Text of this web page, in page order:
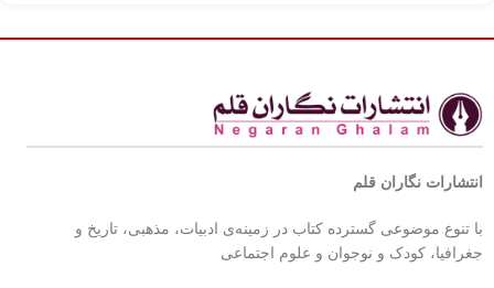
انتشارات نگاران قلم
با تنوع موضوعی گسترده کتاب در زمینه‌ی ادبیات، مذهبی، تاریخ و
جغرافیا، کودک و نوجوان و علوم اجتماعی